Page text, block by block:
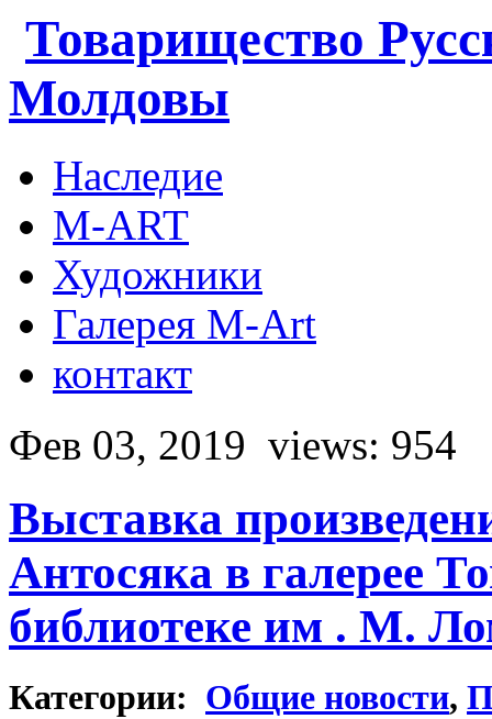
Товарищество
Молдовы
Наследие
M-ART
Художники
Галерея M-Art
контакт
Фев 03, 2019 views: 954
Выставка
Антосяка в галерее
библиотеке им . М.
Категории: Общие новости,